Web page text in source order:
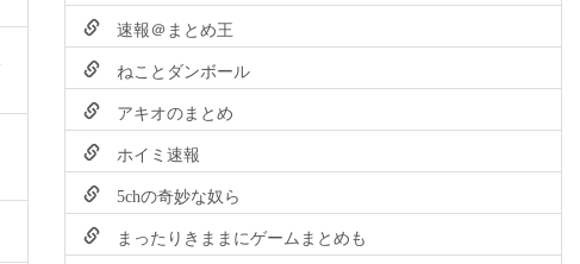
速報＠まとめ王
ねことダンボール
アキオのまとめ
ホイミ速報
5chの奇妙な奴ら
まったりきままにゲームまとめも